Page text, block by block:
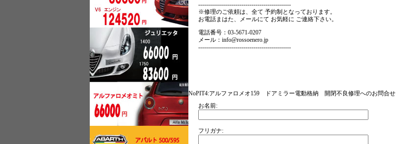
-----------------------------------------------
※修理のご依頼は、全て 予約制となっております。
お電話まはた、メールにて お気軽に ご連絡下さい。
電話番号：03-5671-0207
メール：info@rossoenero.jp
-----------------------------------------------
NoPIT4:アルファロメオ159 ドアミラー電動格納 開閉不良修理へのお問合せ
お名前:
フリガナ: